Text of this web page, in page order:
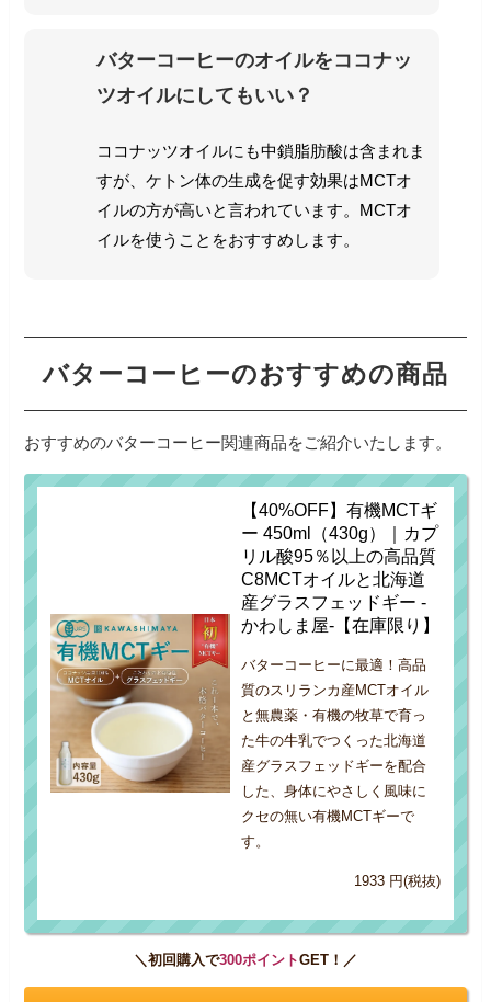
バターコーヒーのオイルをココナッ
ツオイルにしてもいい？
ココナッツオイルにも中鎖脂肪酸は含まれま
すが、ケトン体の生成を促す効果はMCTオ
イルの方が高いと言われています。MCTオ
イルを使うことをおすすめします。
バターコーヒーのおすすめの商品
おすすめのバターコーヒー関連商品をご紹介いたします。
【40%OFF】有機MCTギ
ー 450ml（430g）｜カプ
リル酸95％以上の高品質
C8MCTオイルと北海道
産グラスフェッドギー -
かわしま屋-【在庫限り】
バターコーヒーに最適！高品
質のスリランカ産MCTオイル
と無農薬・有機の牧草で育っ
た牛の牛乳でつくった北海道
産グラスフェッドギーを配合
した、身体にやさしく風味に
クセの無い有機MCTギーで
す。
1933 円(税抜)
＼初回購入で300ポイントGET！／